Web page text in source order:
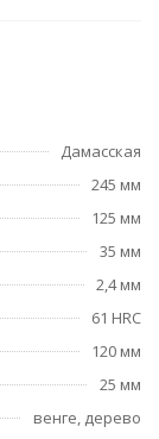
Дамасская
245 мм
125 мм
35 мм
2,4 мм
61 HRC
120 мм
25 мм
венге, дерево